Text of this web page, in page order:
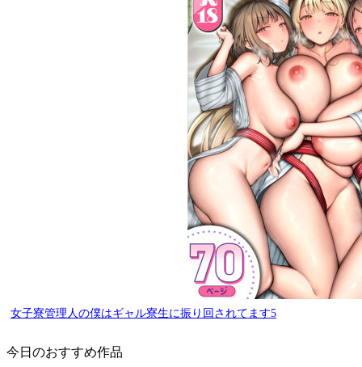
女子寮管理人の僕はギャル寮生に振り回されてます5
今日のおすすめ作品